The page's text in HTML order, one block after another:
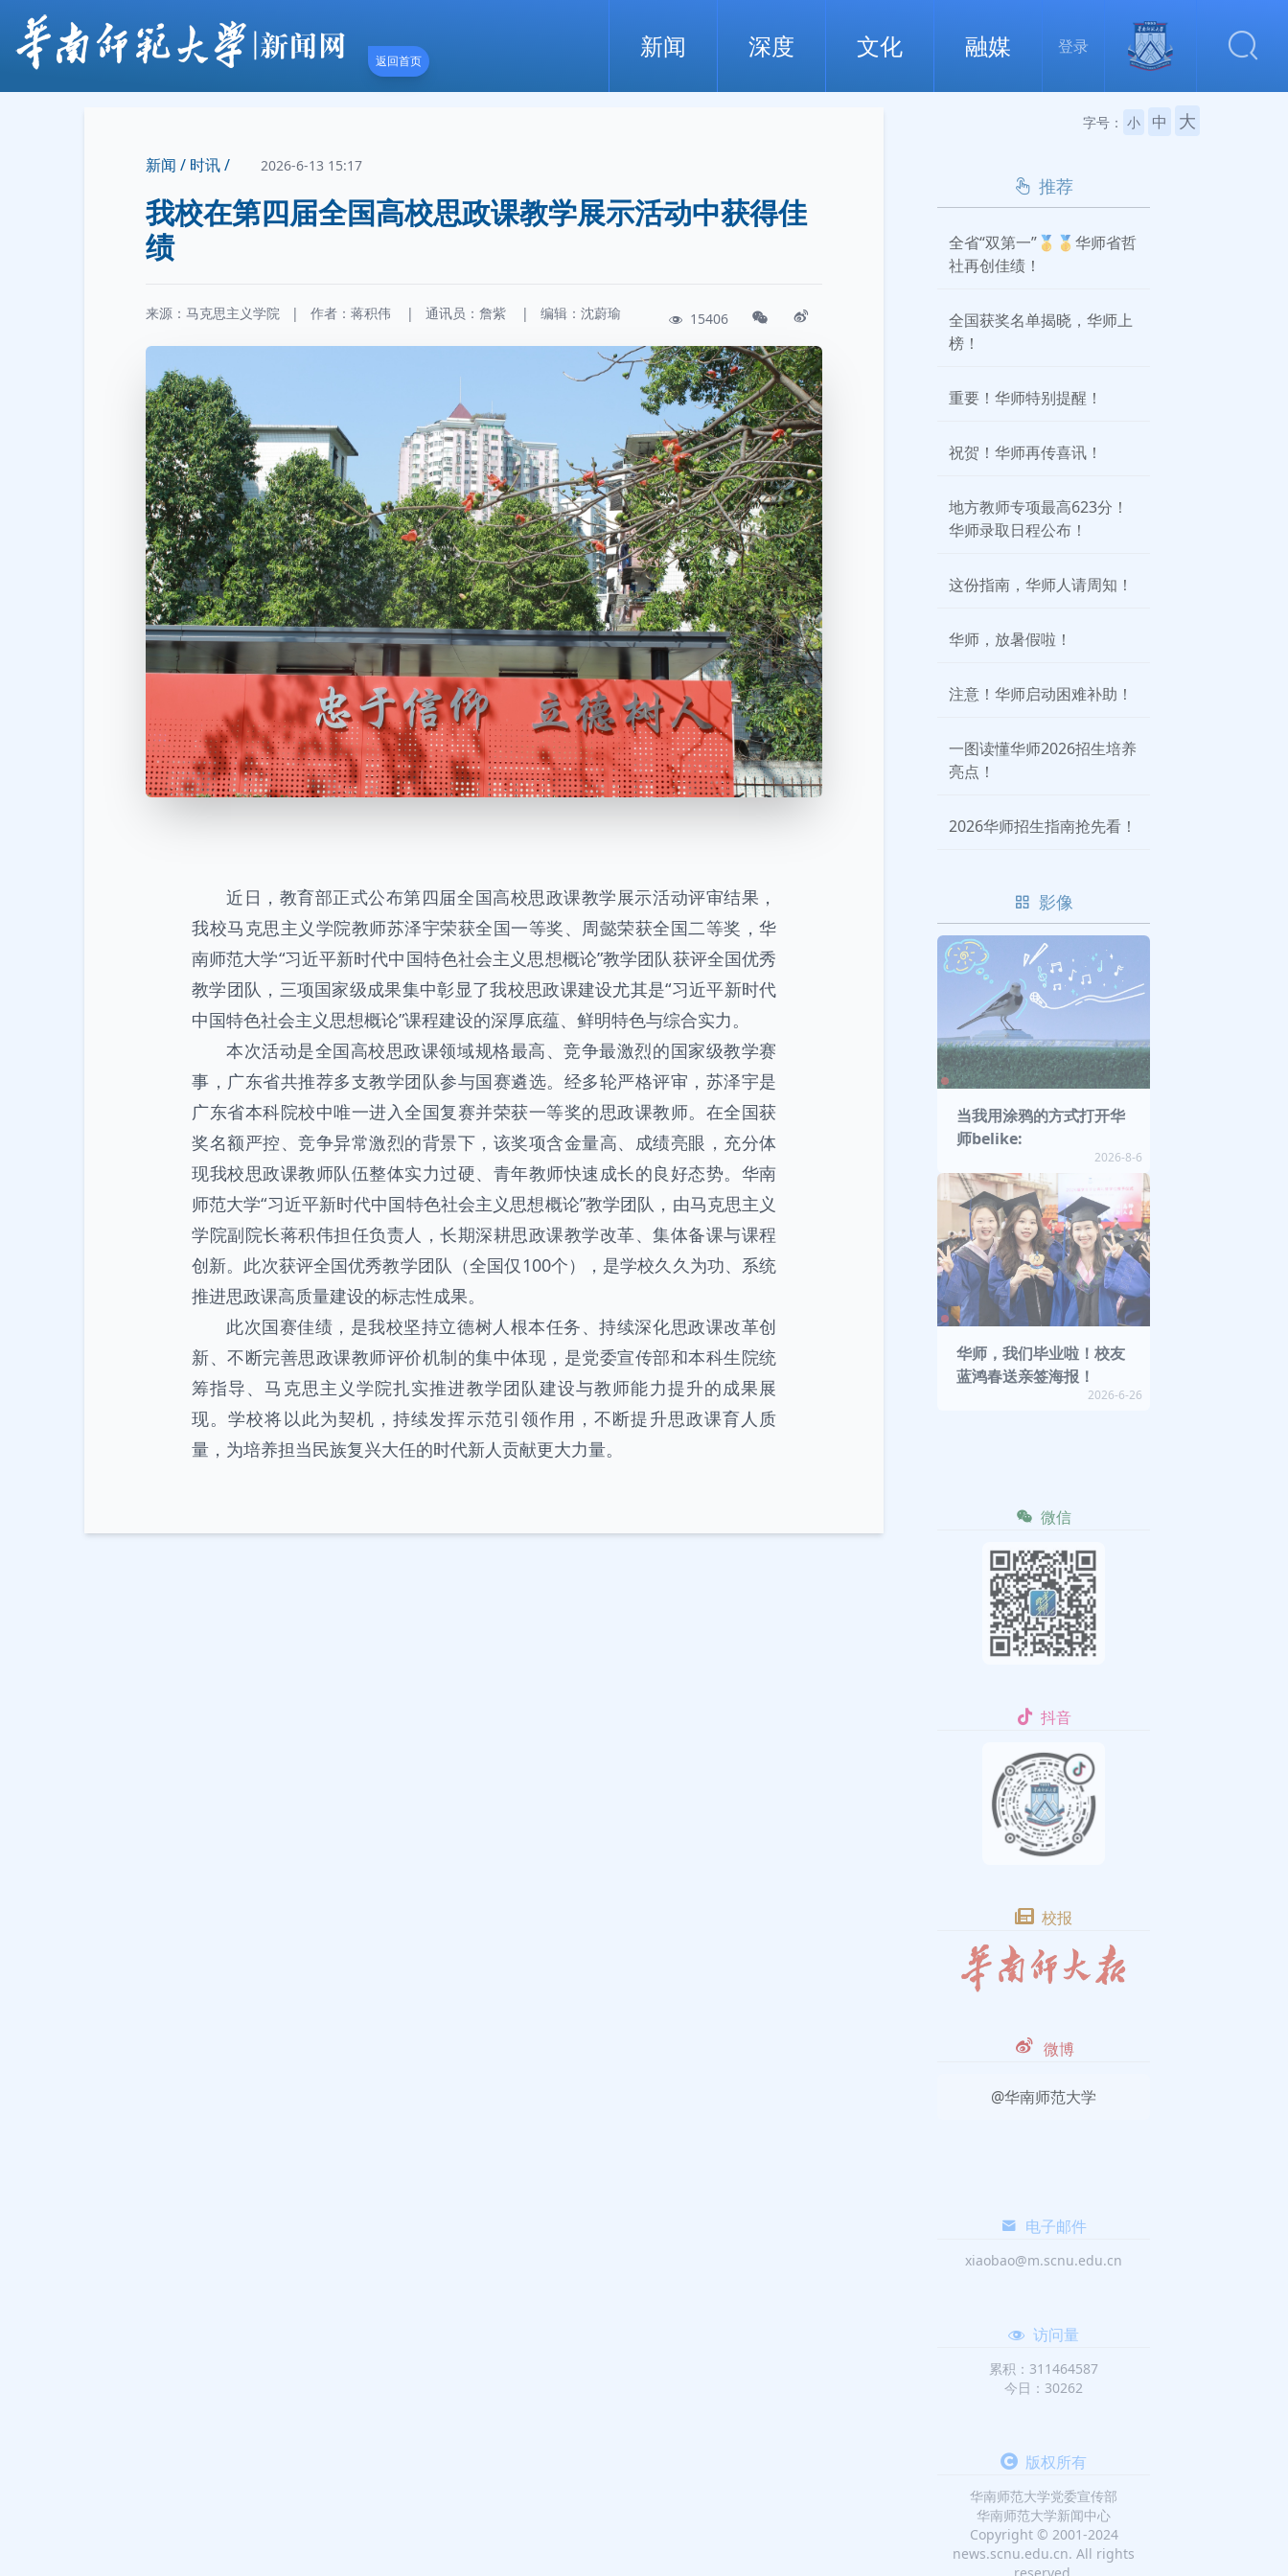
返回首页 新闻 深度 文化 融媒 登录
新闻 / 时讯 / 2026-6-13 15:17
我校在第四届全国高校思政课教学展示活动中获得佳
绩
来源：马克思主义学院 | 作者： 蒋积伟 | 通讯员： 詹紫 | 编辑：沈蔚瑜 15406
近日，教育部正式公布第四届全国高校思政课教学展示活动评审结果，
我校马克思主义学院教师苏泽宇荣获全国一等奖、周懿荣获全国二等奖，华
南师范大学“习近平新时代中国特色社会主义思想概论”教学团队获评全国优秀
教学团队，三项国家级成果集中彰显了我校思政课建设尤其是“习近平新时代
中国特色社会主义思想概论”课程建设的深厚底蕴、鲜明特色与综合实力。
本次活动是全国高校思政课领域规格最高、竞争最激烈的国家级教学赛
事，广东省共推荐多支教学团队参与国赛遴选。经多轮严格评审，苏泽宇是
广东省本科院校中唯一进入全国复赛并荣获一等奖的思政课教师。在全国获
奖名额严控、竞争异常激烈的背景下，该奖项含金量高、成绩亮眼，充分体
现我校思政课教师队伍整体实力过硬、青年教师快速成长的良好态势。华南
师范大学“习近平新时代中国特色社会主义思想概论”教学团队，由马克思主义
学院副院长蒋积伟担任负责人，长期深耕思政课教学改革、集体备课与课程
创新。此次获评全国优秀教学团队（全国仅100个），是学校久久为功、系统
推进思政课高质量建设的标志性成果。
此次国赛佳绩，是我校坚持立德树人根本任务、持续深化思政课改革创
新、不断完善思政课教师评价机制的集中体现，是党委宣传部和本科生院统
筹指导、马克思主义学院扎实推进教学团队建设与教师能力提升的成果展
现。学校将以此为契机，持续发挥示范引领作用，不断提升思政课育人质
量，为培养担当民族复兴大任的时代新人贡献更大力量。
字号： 小 中 大
推荐
全省“双第一”🥇🥇华师省哲
社再创佳绩！
全国获奖名单揭晓，华师上
榜！
重要！华师特别提醒！
祝贺！华师再传喜讯！
地方教师专项最高623分！
华师录取日程公布！
这份指南，华师人请周知！
华师，放暑假啦！
注意！华师启动困难补助！
一图读懂华师2026招生培养
亮点！
2026华师招生指南抢先看！
影像
当我用涂鸦的方式打开华
师belike:
2026-8-6
华师，我们毕业啦！校友
蓝鸿春送亲签海报！
2026-6-26
微信
抖音
校报
微博
@华南师范大学
电子邮件
xiaobao@m.scnu.edu.cn
访问量
累积：311464587
今日：30262
版权所有
华南师范大学党委宣传部
华南师范大学新闻中心
Copyright © 2001-2024
news.scnu.edu.cn. All rights